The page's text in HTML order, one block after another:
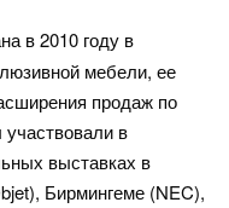
в 2010 году в
мебели, ее
продаж по
в
выставках в
Бирмингеме (NEC),